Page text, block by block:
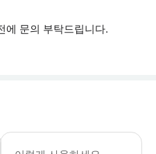
에 문의 부탁드립니다.
🤵픽업/드랍 안내 예약 확정 후 기재